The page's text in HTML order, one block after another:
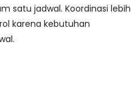
satu jadwal. Koordinasi lebih
karena kebutuhan